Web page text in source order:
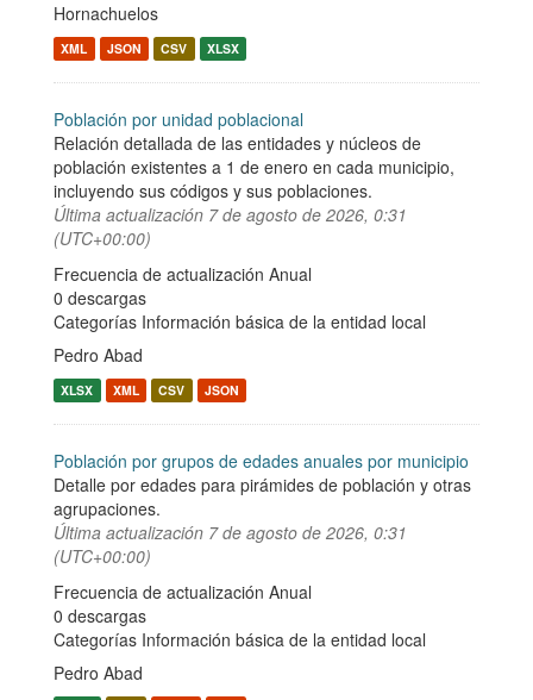
Hornachuelos
XML JSON CSV XLSX
Población por unidad poblacional
Relación detallada de las entidades y núcleos de
población existentes a 1 de enero en cada municipio,
incluyendo sus códigos y sus poblaciones.
Última actualización 7 de agosto de 2026, 0:31
(UTC+00:00)
Frecuencia de actualización Anual
0 descargas
Categorías Información básica de la entidad local
Pedro Abad
XLSX XML CSV JSON
Población por grupos de edades anuales por municipio
Detalle por edades para pirámides de población y otras
agrupaciones.
Última actualización 7 de agosto de 2026, 0:31
(UTC+00:00)
Frecuencia de actualización Anual
0 descargas
Categorías Información básica de la entidad local
Pedro Abad